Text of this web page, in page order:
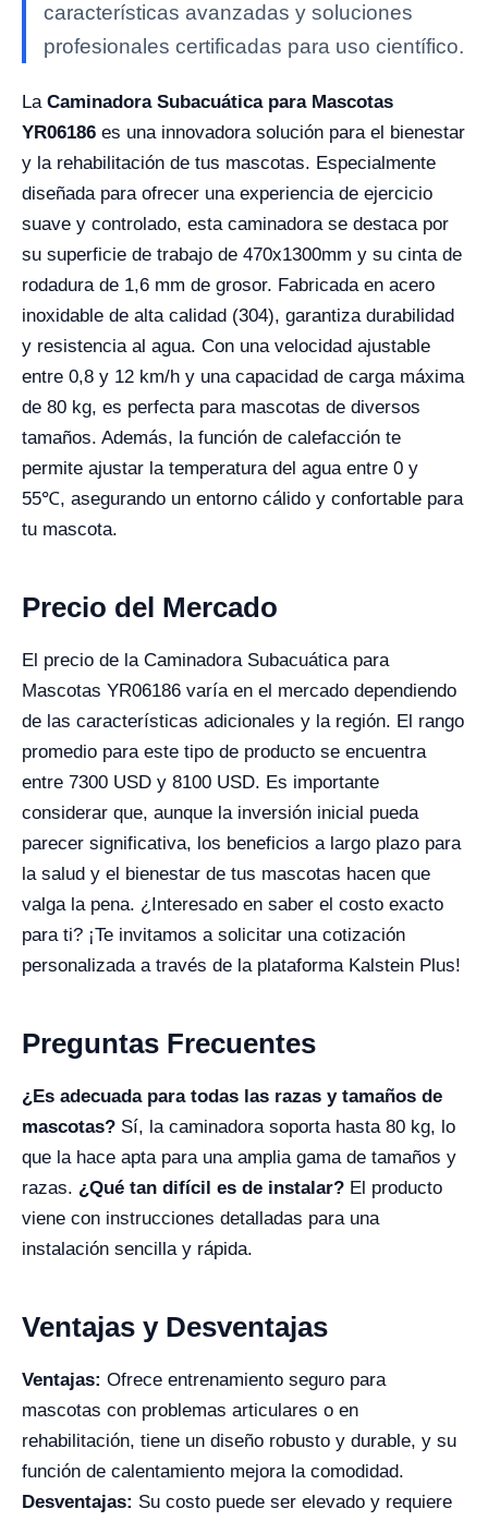
características avanzadas y soluciones
profesionales certificadas para uso científico.
La Caminadora Subacuática para Mascotas
YR06186 es una innovadora solución para el bienestar
y la rehabilitación de tus mascotas. Especialmente
diseñada para ofrecer una experiencia de ejercicio
suave y controlado, esta caminadora se destaca por
su superficie de trabajo de 470x1300mm y su cinta de
rodadura de 1,6 mm de grosor. Fabricada en acero
inoxidable de alta calidad (304), garantiza durabilidad
y resistencia al agua. Con una velocidad ajustable
entre 0,8 y 12 km/h y una capacidad de carga máxima
de 80 kg, es perfecta para mascotas de diversos
tamaños. Además, la función de calefacción te
permite ajustar la temperatura del agua entre 0 y
55℃, asegurando un entorno cálido y confortable para
tu mascota.
Precio del Mercado
El precio de la Caminadora Subacuática para
Mascotas YR06186 varía en el mercado dependiendo
de las características adicionales y la región. El rango
promedio para este tipo de producto se encuentra
entre 7300 USD y 8100 USD. Es importante
considerar que, aunque la inversión inicial pueda
parecer significativa, los beneficios a largo plazo para
la salud y el bienestar de tus mascotas hacen que
valga la pena. ¿Interesado en saber el costo exacto
para ti? ¡Te invitamos a solicitar una cotización
personalizada a través de la plataforma Kalstein Plus!
Preguntas Frecuentes
¿Es adecuada para todas las razas y tamaños de
mascotas? Sí, la caminadora soporta hasta 80 kg, lo
que la hace apta para una amplia gama de tamaños y
razas. ¿Qué tan difícil es de instalar? El producto
viene con instrucciones detalladas para una
instalación sencilla y rápida.
Ventajas y Desventajas
Ventajas: Ofrece entrenamiento seguro para
mascotas con problemas articulares o en
rehabilitación, tiene un diseño robusto y durable, y su
función de calentamiento mejora la comodidad.
Desventajas: Su costo puede ser elevado y requiere